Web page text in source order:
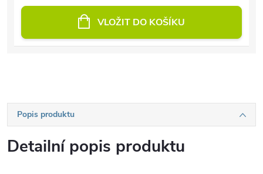
VLOŽIT DO KOŠÍKU
Popis produktu
Detailní popis produktu